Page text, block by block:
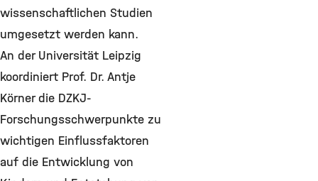
wissenschaftlichen Studien
umgesetzt werden kann.
An der Universität Leipzig
koordiniert Prof. Dr. Antje
Körner die DZKJ-
Forschungsschwerpunkte zu
wichtigen Einflussfaktoren
auf die Entwicklung von